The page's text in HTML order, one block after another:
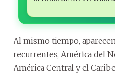
Al mismo tiempo,
recurrentes, América del
América Central y el